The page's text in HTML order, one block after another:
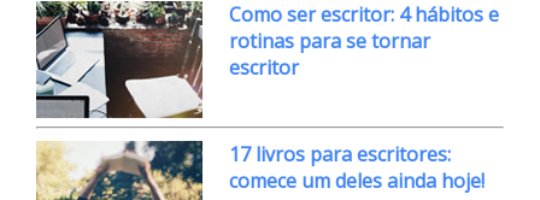
Como ser escritor: 4 hábitos e
rotinas para se tornar
escritor
17 livros para escritores:
comece um deles ainda hoje!